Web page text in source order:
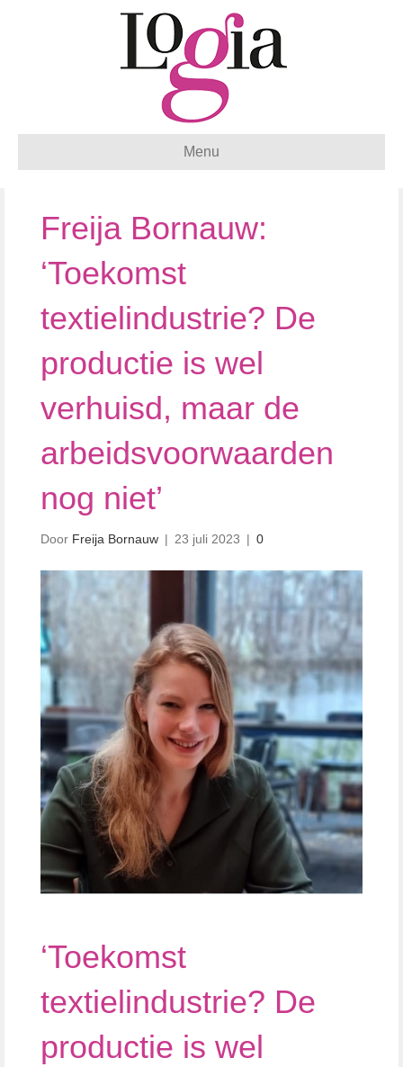
Menu
Freija Bornauw:
‘Toekomst
textielindustrie? De
productie is wel
verhuisd, maar de
arbeidsvoorwaarden
nog niet’
Door Freija Bornauw | 23 juli 2023 | 0
‘Toekomst
textielindustrie? De
productie is wel